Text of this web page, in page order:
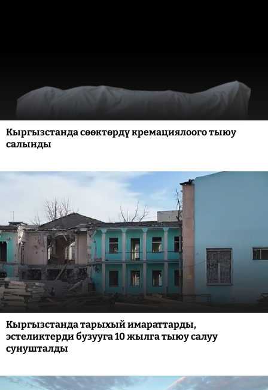
Кыргызстанда сөөктөрдү кремациялоого тыюу
салынды
Кыргызстанда тарыхый имараттарды,
эстеликтерди бузууга 10 жылга тыюу салуу
сунушталды